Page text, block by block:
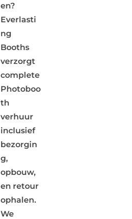
en?
Everlasti
ng
Booths
verzorgt
complete
Photoboo
th
verhuur
inclusief
bezorgin
g,
opbouw,
en retour
ophalen.
We